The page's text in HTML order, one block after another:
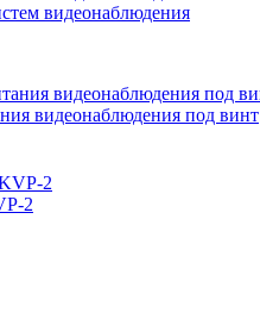
видеонаблюдения
видеонаблюдения под винт
2